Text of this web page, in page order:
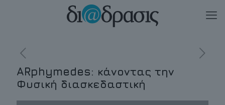
ARphymedes: κάνοντας την
Φυσική διασκεδαστική